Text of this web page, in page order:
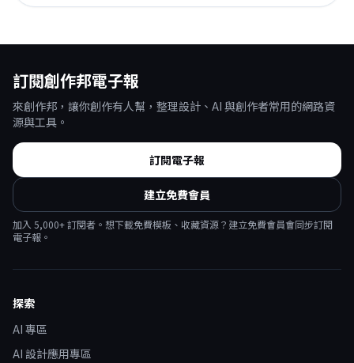
訂閱創作邦電子報
來創作邦，讓你創作有人幫，整理設計、AI 與創作者常用的網路資
源與工具。
訂閱電子報
建立免費會員
加入 5,000+ 訂閱者。想下載免費模板、收藏資源？建立免費會員會同步訂閱
電子報。
探索
AI 專區
AI 設計應用專區